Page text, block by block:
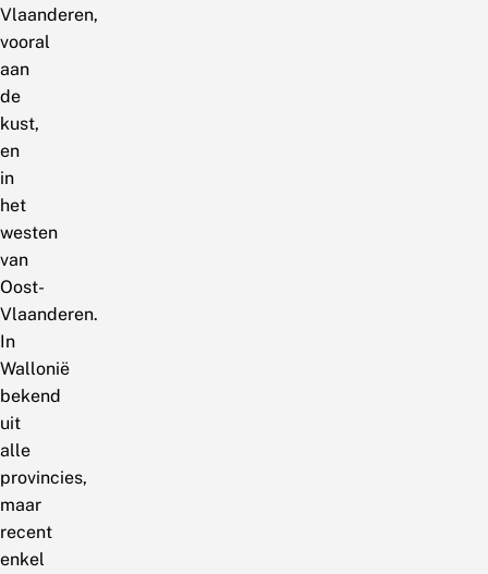
Vlaanderen,
vooral
aan
de
kust,
en
in
het
westen
van
Oost-
Vlaanderen.
In
Wallonië
bekend
uit
alle
provincies,
maar
recent
enkel